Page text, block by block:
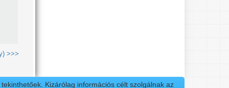
>>>
Kizárólag információs célt szolgálnak az